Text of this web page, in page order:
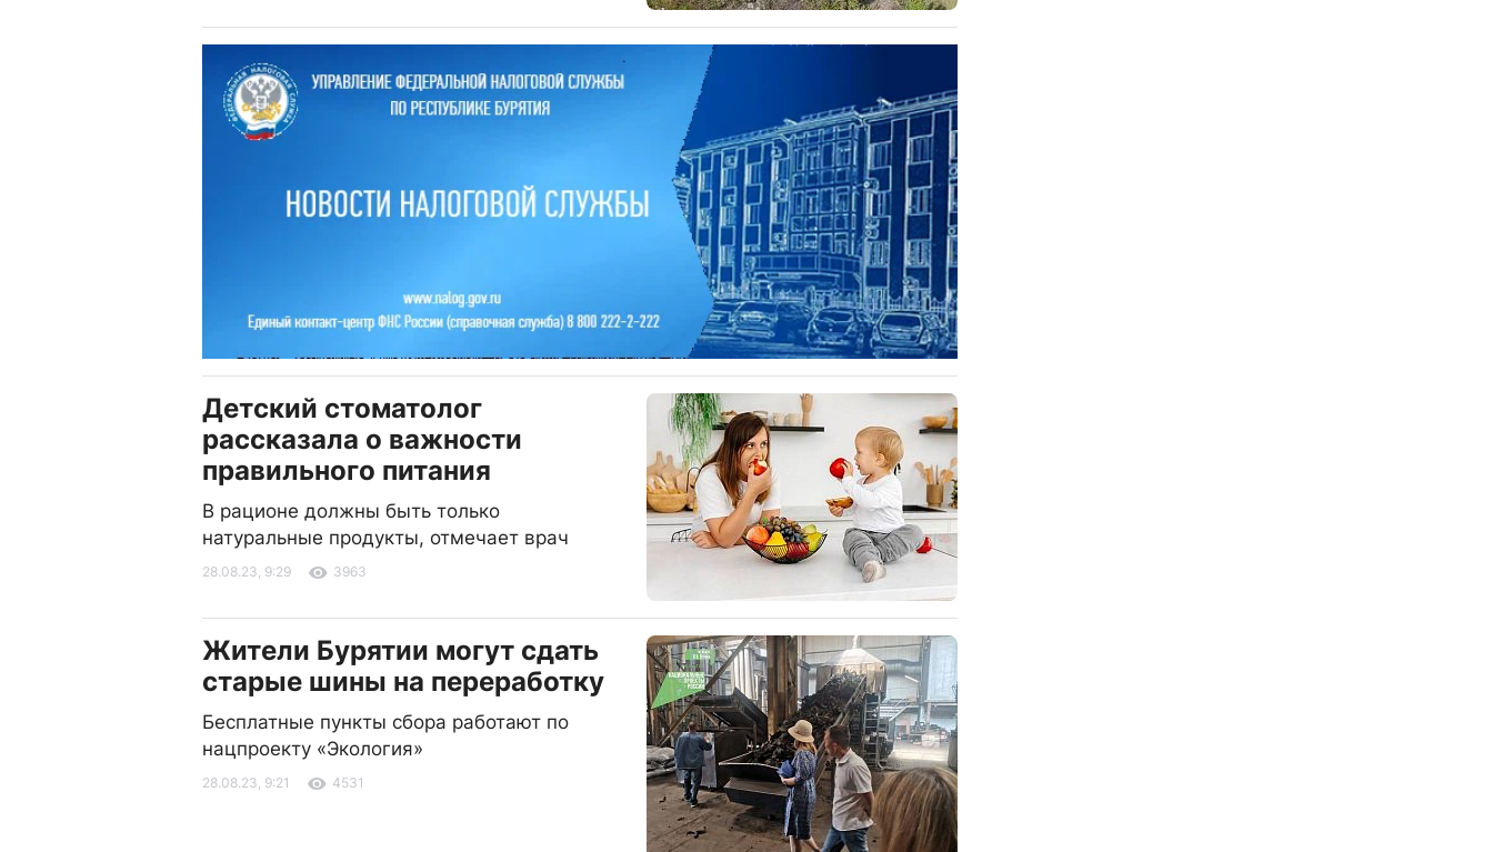
Детский стоматолог
рассказала о важности
правильного питания
В рационе должны быть только
натуральные продукты, отмечает врач
28.08.23, 9:29 3963
Жители Бурятии могут сдать
старые шины на переработку
Бесплатные пункты сбора работают по
нацпроекту «Экология»
28.08.23, 9:21 4531